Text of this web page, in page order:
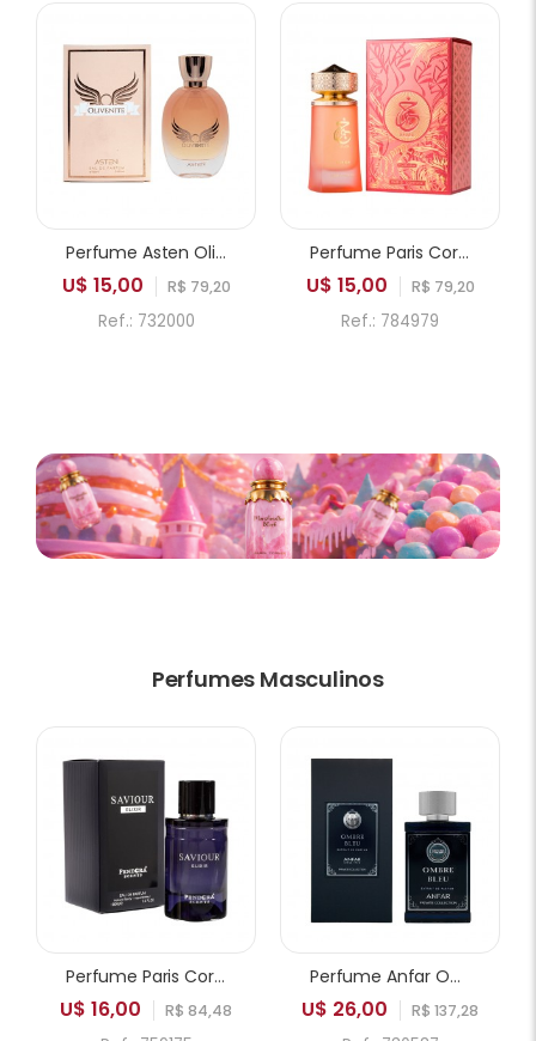
Perfume Asten Olivenite EDP Feminino 100ml
U$ 15,00 R$ 79,20
Ref.: 732000
Perfume Paris Corner Khair Fusion EDP Feminino 100ml
U$ 15,00 R$ 79,20
Ref.: 784979
Perfumes Masculinos
Perfume Paris Corner Pendora Saviour Elixir EDP Masculino 100ml
U$ 16,00 R$ 84,48
Perfume Anfar Ombre Bleu Extrait de Parfum Masculino 50ml
U$ 26,00 R$ 137,28